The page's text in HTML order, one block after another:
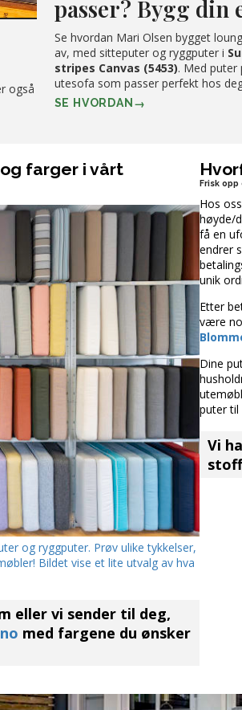
også
passer? Bygg din
Se hvordan Mari Olsen bygget
av, med sitteputer og ryggputer i
stripes Canvas (5453). Med puter
utesofa som passer perfekt hos
SE HVORDAN
farger i vårt
og ryggputer. Prøv ulike tykkelser,
Bildet vise et lite utvalg av hva
eller vi sender til deg,
med fargene du ønsker
Frisk
Hos
høyde/
få en
endrer
unik
Etter
være
Dine
puter til
Vi